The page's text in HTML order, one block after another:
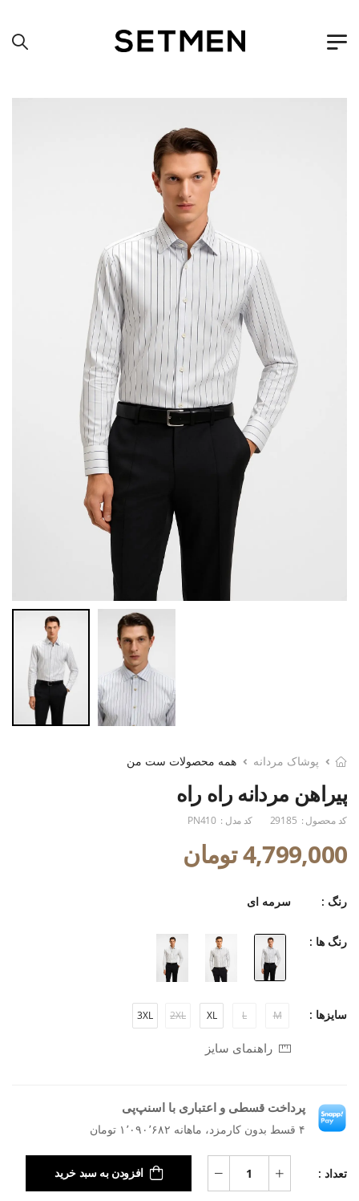
پوشاک مردانه همه محصولات ست من
پیراهن مردانه راه راه
کد محصول : 29185 کد مدل : PN410
4,799,000 تومان
رنگ : سرمه ای
رنگ ها :
سایزها : M
L
XL
2XL
3XL
راهنمای سایز
پرداخت قسطی و اعتباری با اسنپ‌پی
۴ قسط بدون کارمزد، ماهانه ۱٬۰۹۰٬۶۸۲ تومان
تعداد : افزودن به سبد خرید